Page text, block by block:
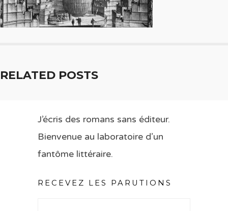
RELATED POSTS
J’écris des romans sans éditeur.
Bienvenue au laboratoire d’un
fantôme littéraire.
RECEVEZ LES PARUTIONS